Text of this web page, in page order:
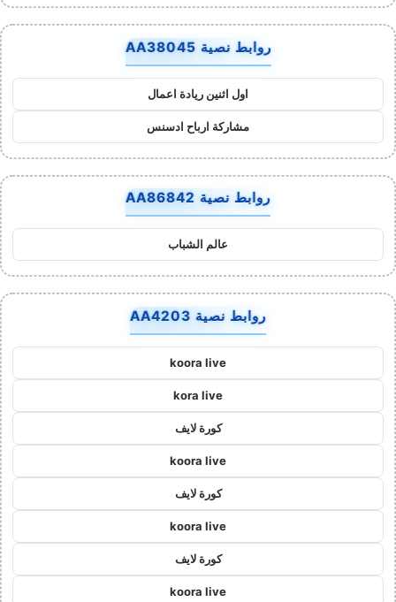
روابط نصية AA38045
اول اثنين ريادة اعمال
مشاركة ارباح ادسنس
روابط نصية AA86842
عالم الشباب
روابط نصية AA4203
koora live
kora live
كورة لايف
koora live
كورة لايف
koora live
كورة لايف
koora live